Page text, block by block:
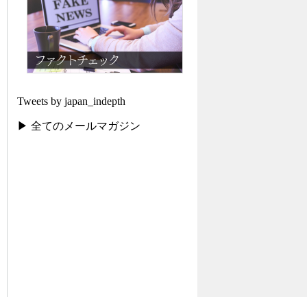
Tweets by japan_indepth
▶ 全てのメールマガジン